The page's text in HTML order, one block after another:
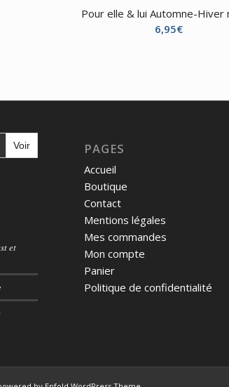
Pour elle & lui Automne-Hiver
6,95€
et
PAGES
Accueil
Boutique
Contact
Mentions légales
Mes commandes
Mon compte
Panier
Politique de confidentialité